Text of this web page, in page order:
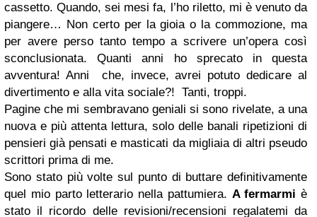
cassetto. Quando, sei mesi fa, l’ho riletto, mi è venuto da
piangere… Non certo per la gioia o la commozione, ma
per avere perso tanto tempo a scrivere un’opera così
sconclusionata. Quanti anni ho sprecato in questa
avventura! Anni che, invece, avrei potuto dedicare al
divertimento e alla vita sociale?! Tanti, troppi.
Pagine che mi sembravano geniali si sono rivelate, a una
nuova e più attenta lettura, solo delle banali ripetizioni di
pensieri già pensati e masticati da migliaia di altri pseudo
scrittori prima di me.
Sono stato più volte sul punto di buttare definitivamente
quel mio parto letterario nella pattumiera. A fermarmi è
stato il ricordo delle revisioni/recensioni regalatemi da